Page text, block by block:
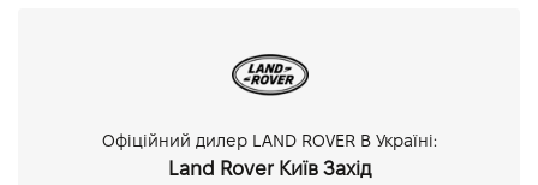
Офіційний дилер LAND ROVER В Україні:
Land Rover Київ Захід